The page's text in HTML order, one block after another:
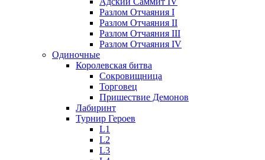
Разлом Отчаяния I
Разлом Отчаяния II
Разлом Отчаяния III
Разлом Отчаяния IV
Одиночные
Королевская битва
Сокровищница
Торговец
Пришествие Демонов
Лабиринт
Турнир Героев
L1
L2
L3